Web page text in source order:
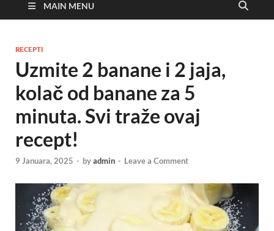
MAIN MENU
RECEPTI
Uzmite 2 banane i 2 jaja,
kolač od banane za 5
minuta. Svi traže ovaj
recept!
9 Januara, 2025 - byadmin - Leave a Comment